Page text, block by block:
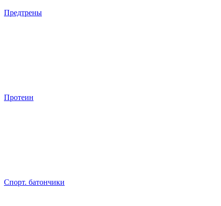
Предтрены
Протеин
Спорт. батончики